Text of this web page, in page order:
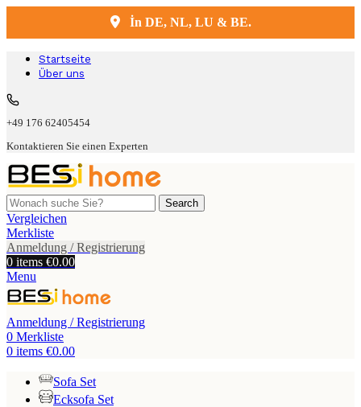
Kostenlose Lieferung und Montage
İn DE, NL, LU & BE.
Startseite
Über uns
+49 176 62405454
Kontaktieren Sie einen Experten
Search
Vergleichen
Merkliste
Anmeldung / Registrierung
0 items €0.00
Menu
Anmeldung / Registrierung
0 Merkliste
0 items €0.00
Sofa Set
Ecksofa Set